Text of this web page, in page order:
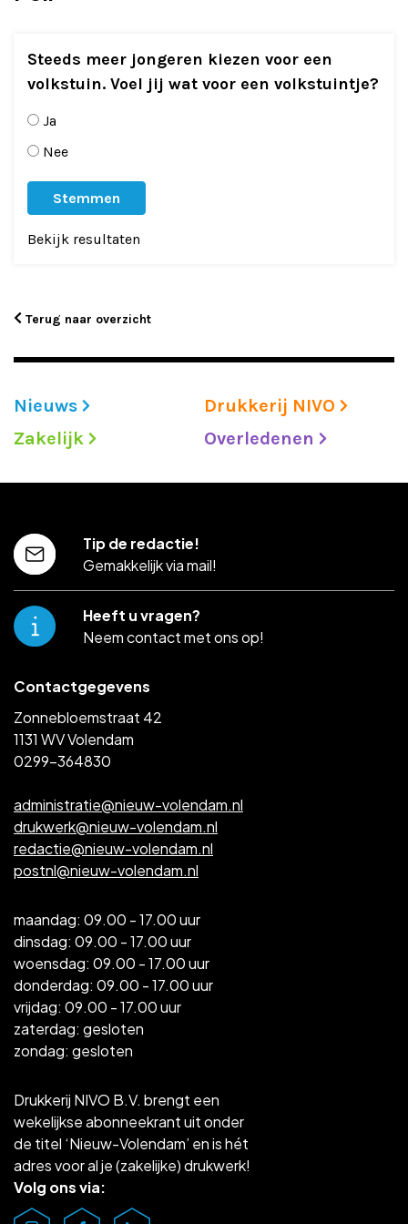
Contact
Steeds meer jongeren kiezen voor een
volkstuin. Voel jij wat voor een volkstuintje?
Ja
Nee
Bekijk resultaten
Terug naar overzicht
Nieuws
Drukkerij NIVO
Zakelijk
Overledenen
Drukkerij NIVO B.V. brengt een
wekelijkse abonneekrant uit onder
de titel ‘Nieuw-Volendam’ en is hét
adres voor al je (zakelijke) drukwerk!
Volg ons via:
Contactgegevens
Zonnebloemstraat 42
1131 WV Volendam
0299-364830
administratie@nieuw-volendam.nl
drukwerk@nieuw-volendam.nl
redactie@nieuw-volendam.nl
postnl@nieuw-volendam.nl
maandag: 09.00 - 17.00 uur
dinsdag: 09.00 - 17.00 uur
woensdag: 09.00 - 17.00 uur
donderdag: 09.00 - 17.00 uur
vrijdag: 09.00 - 17.00 uur
zaterdag: gesloten
zondag: gesloten
Tip de redactie!
Gemakkelijk via mail!
Heeft u vragen?
Neem contact met ons op!